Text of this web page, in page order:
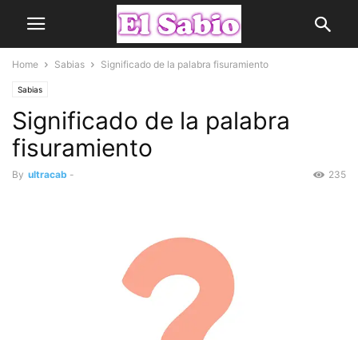
Home Sabias Significado de la palabra fisuramiento
Sabias
Significado de la palabra
fisuramiento
By ultracab - 235